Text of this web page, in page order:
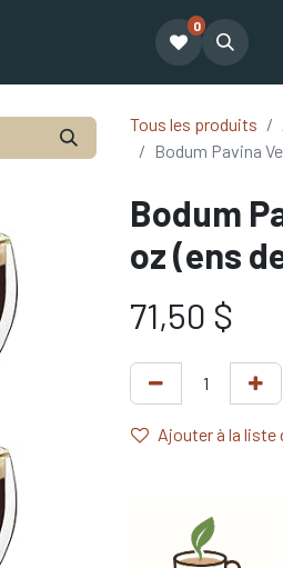
Notre équipe
0
Tous les produits
Bodum Pavina
Bodum
oz (ens
71,50 $
Ajouter à la liste